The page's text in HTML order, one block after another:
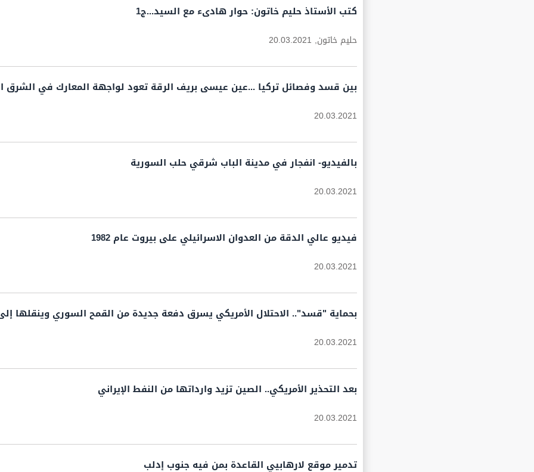
كتب الأستاذ حليم خاتون: حوار هادىء مع السيد...ج1
حليم خاتون, 20.03.2021
بين قسد وفصائل تركيا ...عين عيسى بريف الرقة تعود لواجهة المعارك في الشرق
20.03.2021
بالفيديو- انفجار في مدينة الباب شرقي حلب السورية
20.03.2021
فيديو عالي الدقة من العدوان الاسرائيلي على بيروت عام 1982
20.03.2021
بحماية "قسد".. الاحتلال الأمريكي يسرق دفعة جديدة من القمح السوري وينقلها
20.03.2021
بعد التحذير الأمريكي.. الصين تزيد وارداتها من النفط الإيراني
20.03.2021
تدمير موقع لارهابيي القاعدة بمن فيه جنوب إدلب